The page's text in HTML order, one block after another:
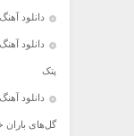
دانلود
دانلود
پتک
دانلود
گل‌های باران